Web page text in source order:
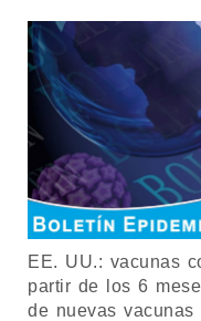
EE. UU.: vacunas
partir de los 6
de nuevas vacunas